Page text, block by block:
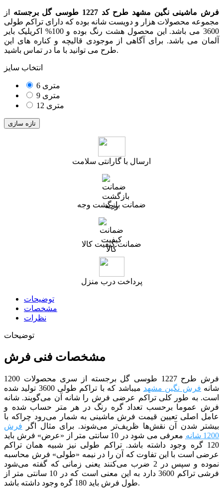
فرش ماشینی نگین مشهد طرح کد 1227 طوسی گل برجسته
از
مجموعه محصولات هزار و دویست شانه بوده که دارای تراکم طولی
3600 می باشد. این محصول هشت رنگ بوده و 100% اکریلیک بایر
آلمان می باشد. برای آگاهی از موجودی قالیچه و کناره های این
طرح می توانید با ما در تماس باشید.
انتخاب سایز
6 متری
9 متری
12 متری
ارسال با گارانتی سلامت
ضمانت بازگشت وجه
ضمانت کیفیت کالا
پرداخت درب منزل
توضیحات
مشخصات
نظرات
توضیحات
مشخصات فنی فرش
فرش طرح 1227 طوسی گل برجسته از سری محصولات 1200
شانه فرش نگین مشهد
می­باشد که با تراکم طولی 3600 تولید شده
است. به طور کلی تراکم عرضی فرش را شانه آن می‌گویند. شانه
فرش عموما برحسب تعداد گره رنگ در هر متر حساب شده و
عامل اصلی تعیین قیمت فرش ماشینی به شمار می‌رود چراکه با
بیشتر شدن آن نقش‌ها ظریف‌تر می‌شوند. برای مثال اگر فرش
1200 شانه
معرفی می شود در 10 سانتی متر از «عرض» فرش باید
120 گره وجود داشته باشد.
تراکم طولی نیز شبیه همان تراکم
عرضی است با این تفاوت که آن را در نیمه «طولی» فرش محاسبه
نموده و سپس در 2 ضرب می‌کنند یعنی زمانی که گفته می‌شود
فرشی تراکم 3600 دارد به این معنی است که در 10 سانتی متر از
طول فرش باید 180 گره وجود داشته باشد.